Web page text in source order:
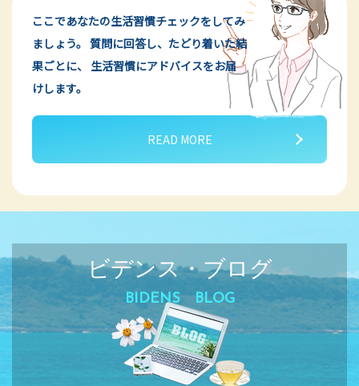
ここであなたの生活習慣チェックをしてみ
ましょう。 質問に回答し、たどり着いた結
果ごとに、
生活習慣にアドバイスをお届
けします。
READ MORE
ビデンス・ブログ
BIDENS BLOG